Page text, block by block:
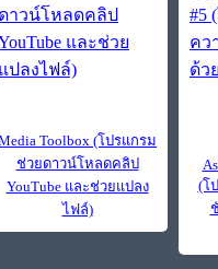
Toolbox (โปรแกรม
ช่วยดาวน์โหลดคลิป
YouTube และช่วยแปลง
ไฟล์)
(โ